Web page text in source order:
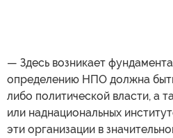
— Здесь возникает
определению НПО должна
либо политической власти, а
или наднациональных
эти организации в